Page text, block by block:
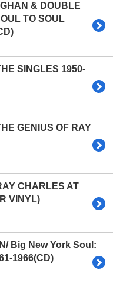
& DOUBLE
TO SOUL
SINGLES 1950-
GENIUS OF RAY
CHARLES AT
VINYL)
Big New York Soul:
1966(CD)